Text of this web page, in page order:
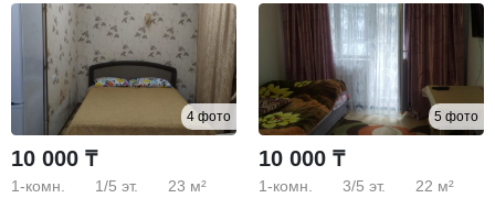
4 фото
10 000 ₸
1-комн. 1/5 эт. 23 м²
5 фото
10 000 ₸
1-комн. 3/5 эт. 22 м²